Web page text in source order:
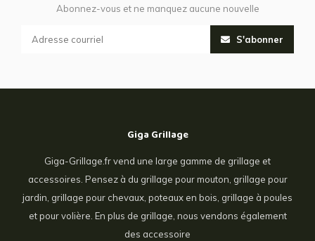
Abonnez-vous et ne manquez aucune nouvelle
S'abonner
Giga Grillage
Giga-Grillage.fr vend une large gamme de grillage et
accessoires. Pensez à du grillage pour mouton, grillage pour
jardin, grillage pour chevaux, poteaux en bois, grillage à poules
et pour volière. En plus de grillage, nous vendons également
des accessoire